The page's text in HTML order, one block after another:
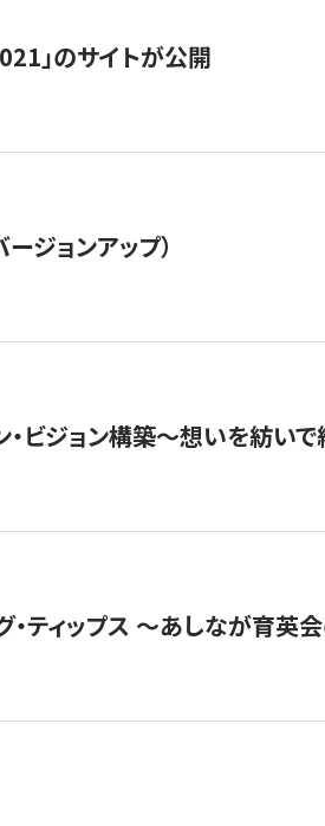
」のサイトが公開
ジョンアップ）
・ビジョン構築〜想いを紡い
・ティップス 〜あしなが育英